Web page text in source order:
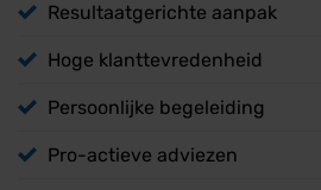
Resultaatgerichte aanpak
Hoge klanttevredenheid
Persoonlijke begeleiding
Pro-actieve adviezen